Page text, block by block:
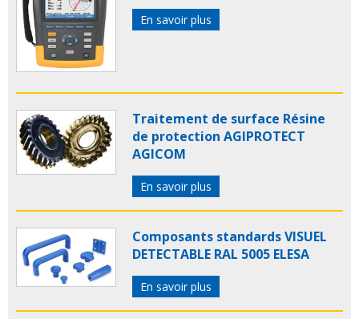
En savoir plus
Traitement de surface Résine
de protection AGIPROTECT
AGICOM
En savoir plus
Composants standards VISUEL
DETECTABLE RAL 5005 ELESA
En savoir plus